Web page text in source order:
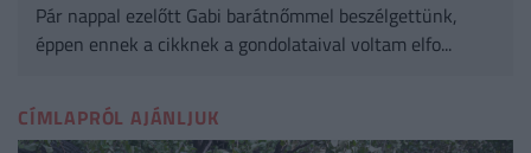
Pár nappal ezelőtt Gabi barátnőmmel beszélgettünk,
éppen ennek a cikknek a gondolataival voltam elfo...
CÍMLAPRÓL AJÁNLJUK